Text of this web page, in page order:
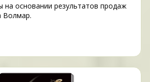
на основании результатов продаж
Волмар.